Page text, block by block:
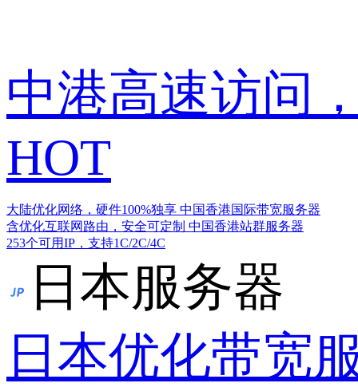
中港高速访问
HOT
大陆优化网络，硬件100%独享 中国香港国际带宽服务器
含优化互联网路由，安全可定制 中国香港站群服务器
253个可用IP，支持1C/2C/4C
日本服务器
日本优化带宽